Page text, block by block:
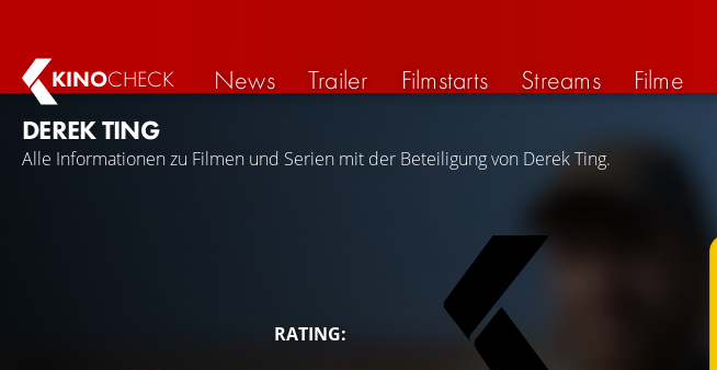
KINOCHECK News Trailer Filmstarts Streams Filme
DEREK TING
Alle Informationen zu Filmen und Serien mit der Beteiligung von Derek Ting.
RATING: